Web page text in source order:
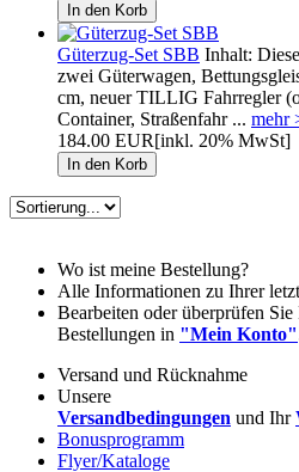
Güterzug-Set SBB Inhalt:
zwei Güterwagen,
cm, neuer TILLIG Fahrregler
Container, Straßenfahr ... mehr
184.00 EUR[inkl. 20% MwSt]
Wo ist meine Bestellung?
Alle Informationen zu Ihrer
Bearbeiten oder überprüfen Sie
Bestellungen in "Mein Konto"
Versand und Rücknahme
Unsere
Versandbedingungen und Ihr
Bonusprogramm
Flyer/Kataloge